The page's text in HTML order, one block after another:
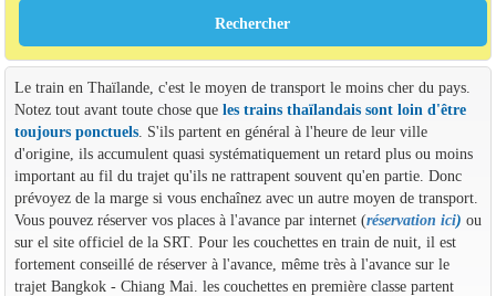
Le train en Thaïlande, c'est le moyen de transport le moins cher du pays.
Notez tout avant toute chose que les trains thaïlandais sont loin d'être
toujours ponctuels. S'ils partent en général à l'heure de leur ville
d'origine, ils accumulent quasi systématiquement un retard plus ou moins
important au fil du trajet qu'ils ne rattrapent souvent qu'en partie. Donc
prévoyez de la marge si vous enchaînez avec un autre moyen de transport.
Vous pouvez réserver vos places à l'avance par internet (réservation ici) ou
sur el site officiel de la SRT. Pour les couchettes en train de nuit, il est
fortement conseillé de réserver à l'avance, même très à l'avance sur le
trajet Bangkok - Chiang Mai. les couchettes en première classe partent